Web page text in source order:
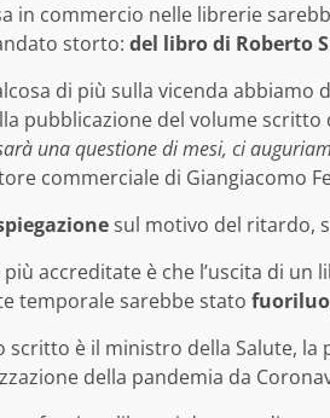
in commercio nelle librerie
storto: del libro di Roberto
di più sulla vicenda
pubblicazione del volume scritto
una questione di mesi, ci
commerciale di Giangiacomo
sul motivo del ritardo,
più accreditate è che l’uscita di un
temporale sarebbe stato
scritto è il ministro della Salute, la
della pandemia da